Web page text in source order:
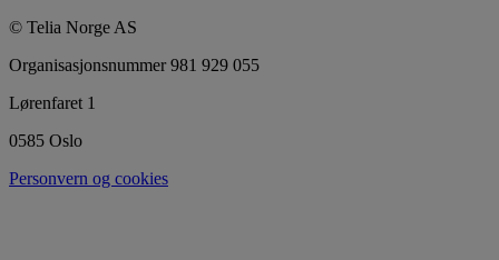
© Telia Norge AS
Organisasjonsnummer 981 929 055
Lørenfaret 1
0585 Oslo
Personvern og cookies